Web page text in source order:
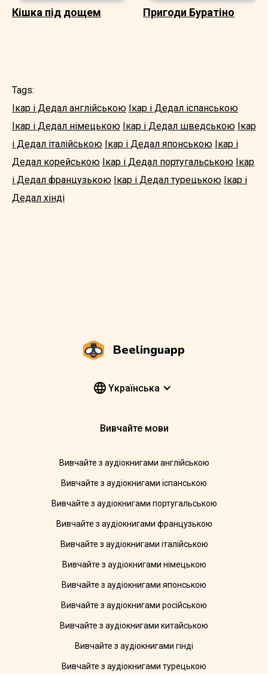
Кішка під дощем Пригоди Буратіно
Tags:
Ікар і Дедал англійською Ікар і Дедал іспанською
Ікар і Дедал німецькою Ікар і Дедал шведською Ікар
і Дедал італійською Ікар і Дедал японською Ікар і
Дедал корейською Ікар і Дедал португальською Ікар
і Дедал французькою Ікар і Дедал турецькою Ікар і
Дедал хінді
Beelinguapp
Yкраїнська
Вивчайте мови
Вивчайте з аудіокнигами англійською
Вивчайте з аудіокнигами іспанською
Вивчайте з аудіокнигами португальською
Вивчайте з аудіокнигами французькою
Вивчайте з аудіокнигами італійською
Вивчайте з аудіокнигами німецькою
Вивчайте з аудіокнигами японською
Вивчайте з аудіокнигами російською
Вивчайте з аудіокнигами китайською
Вивчайте з аудіокнигами гінді
Вивчайте з аудіокнигами турецькою